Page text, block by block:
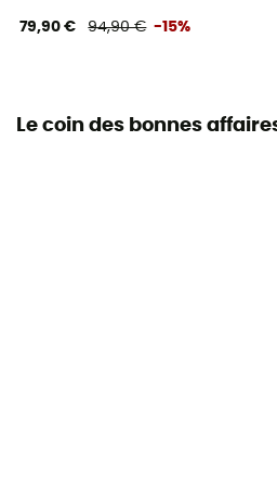
79,90 € 94,90 € -15%
Le coin des bonnes